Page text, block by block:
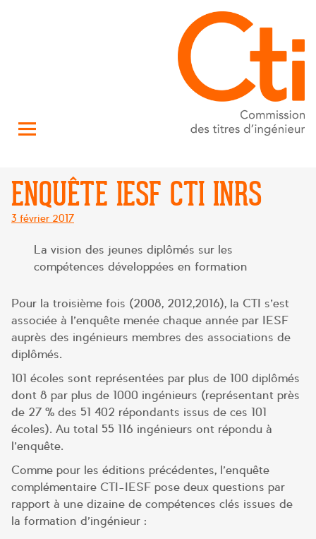
ENQUÊTE IESF CTI INRS
Posté
3 février 2017
La vision des jeunes diplômés sur les
compétences développées en formation
Pour la troisième fois (2008, 2012,2016), la CTI s’est
associée à l’enquête menée chaque année par IESF
auprès des ingénieurs membres des associations de
diplômés.
101 écoles sont représentées par plus de 100 diplômés
dont 8 par plus de 1000 ingénieurs (représentant près
de 27 % des 51 402 répondants issus de ces 101
écoles). Au total 55 116 ingénieurs ont répondu à
l’enquête.
Comme pour les éditions précédentes, l’enquête
complémentaire CTI-IESF pose deux questions par
rapport à une dizaine de compétences clés issues de
la formation d’ingénieur :